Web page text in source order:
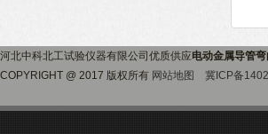
河北中科北工试验仪器有限公司优质供应电动金属导管
COPYRIGHT @ 2017 版权所有 网站地图 冀ICP备